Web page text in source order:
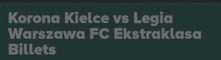
Korona Kielce vs Legia
Warszawa FC Ekstraklasa
Billets